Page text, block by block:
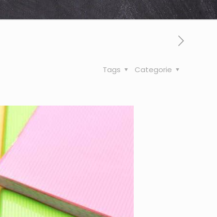
Categorie
Tags